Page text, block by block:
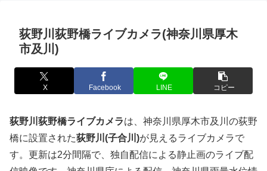
荻野川荻野橋ライブカメラ(神奈川県厚木
市及川)
X Facebook LINE コピー
荻野川荻野橋ライブカメラは、神奈川県厚木市及川の荻野
橋に設置された荻野川(子合川)が見えるライブカメラで
す。更新は2分間隔で、独自配信による静止画のライブ配